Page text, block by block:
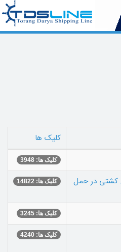
کلیک ها
کلیک ها: 3948
کشتی در حمل
کلیک ها: 14822
کلیک ها: 3245
کلیک ها: 4240